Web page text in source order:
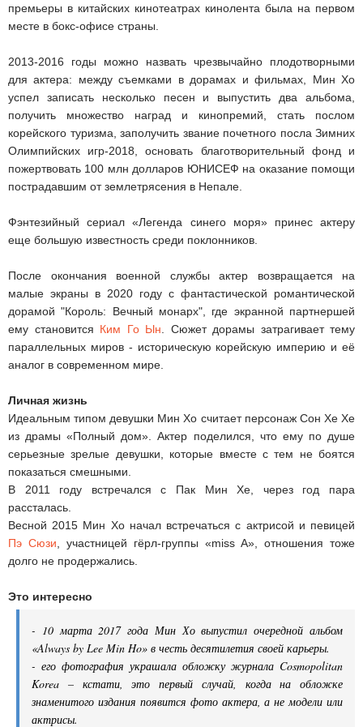
премьеры в китайских кинотеатрах кинолента была на первом
месте в бокс-офисе страны.
2013-2016 годы можно назвать чрезвычайно плодотворными
для актера: между съемками в дорамах и фильмах, Мин Хо
успел записать несколько песен и выпустить два альбома,
получить множество наград и кинопремий, стать послом
корейского туризма, заполучить звание почетного посла Зимних
Олимпийских игр-2018, основать благотворительный фонд и
пожертвовать 100 млн долларов ЮНИСЕФ на оказание помощи
пострадавшим от землетрясения в Непале.
Фэнтезийный сериал «Легенда синего моря» принес актеру
еще большую известность среди поклонников.
После окончания военной службы актер возвращается на
малые экраны в 2020 году с фантастической романтической
дорамой "Король: Вечный монарх", где экранной партнершей
ему становится Ким Го Ын . Сюжет дорамы затрагивает тему
параллельных миров - историческую корейскую империю и её
аналог в современном мире.
Личная жизнь
Идеальным типом девушки Мин Хо считает персонаж Сон Хе Хе
из драмы «Полный дом». Актер поделился, что ему по душе
серьезные зрелые девушки, которые вместе с тем не боятся
показаться смешными.
В 2011 году встречался с Пак Мин Хе, через год пара
рассталась.
Весной 2015 Мин Хо начал встречаться с актрисой и певицей
Пэ Сюзи , участницей гёрл-группы «miss A», отношения тоже
долго не продержались.
Это интересно
- 10 марта 2017 года Мин Хо выпустил очередной альбом
«Always by Lee Min Ho» в честь десятилетия своей карьеры.
- его фотография украшала обложку журнала Cosmopolitan
Korea – кстати, это первый случай, когда на обложке
знаменитого издания появится фото актера, а не модели или
актрисы.